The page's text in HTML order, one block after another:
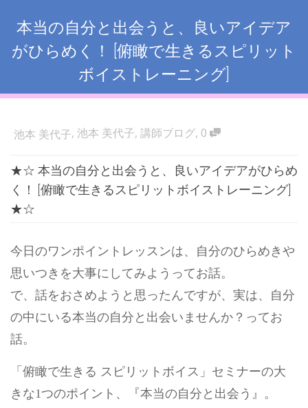
本当の自分と出会うと、良いアイデア
がひらめく！ [俯瞰で生きるスピリット
ボイストレーニング]
池本 美代子, 池本 美代子, 講師ブログ, 0
★☆ 本当の自分と出会うと、良いアイデアがひらめ
く！ [俯瞰で生きるスピリットボイストレーニング]
★☆
今日のワンポイントレッスンは、自分のひらめきや
思いつきを大事にしてみようってお話。
で、話をおさめようと思ったんですが、実は、自分
の中にいる本当の自分と出会いませんか？ってお
話。
「俯瞰で生きる スピリットボイス」セミナーの大
きな1つのポイント、『本当の自分と出会う』。